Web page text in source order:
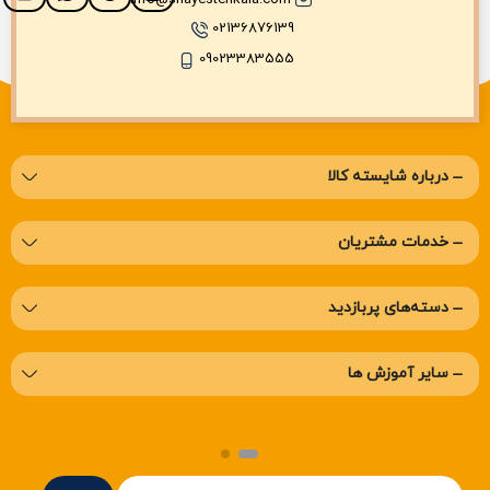
02136876139
09023383555
درباره‌ شایسته کالا
خدمات مشتریان
دسته‌های پربازدید
سایر آموزش ها